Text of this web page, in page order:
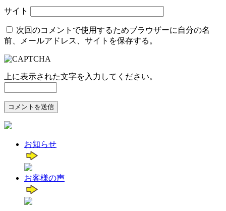
サイト
次回のコメントで使用するためブラウザーに自分の名
前、メールアドレス、サイトを保存する。
上に表示された文字を入力してください。
お知らせ
お客様の声